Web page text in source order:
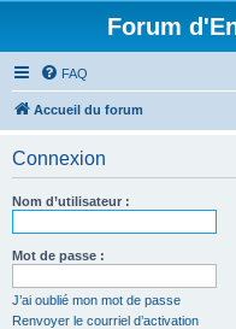
Forum
FAQ
Accueil du forum
Connexion
Nom d’utilisateur :
Mot de passe :
J’ai oublié mon mot de passe
Renvoyer le courriel d’activation